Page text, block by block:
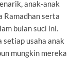
anak-anak
Ramadhan serta
bulan suci ini.
setiap usaha anak
mungkin mereka